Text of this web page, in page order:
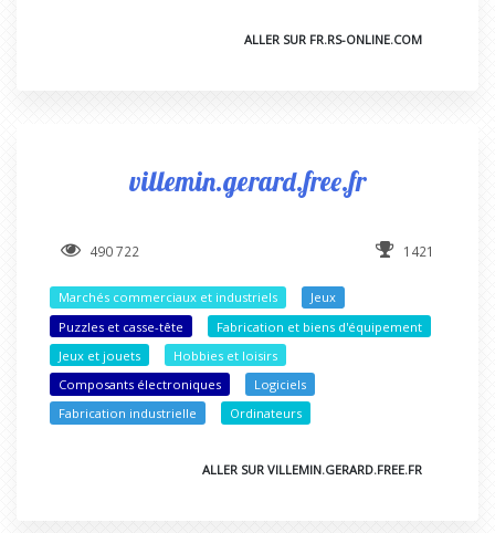
ALLER SUR FR.RS-ONLINE.COM
villemin.gerard.free.fr
490 722 1421
Marchés commerciaux et industriels
Jeux
Puzzles et casse-tête
Fabrication et biens d'équipement
Jeux et jouets
Hobbies et loisirs
Composants électroniques
Logiciels
Fabrication industrielle
Ordinateurs
ALLER SUR VILLEMIN.GERARD.FREE.FR